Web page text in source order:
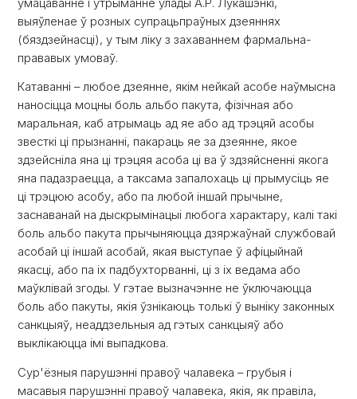
ўмацаванне і ўтрыманне ўлады А.Р. Лукашэнкі,
выяўленае ў розных супрацьпраўных дзеяннях
(бяздзейнасці), у тым ліку з захаваннем фармальна-
прававых умоваў.
Катаванні – любое дзеянне, якім нейкай асобе наўмысна
наносіцца моцны боль альбо пакута, фізічная або
маральная, каб атрымаць ад яе або ад трэцяй асобы
звесткі ці прызнанні, пакараць яе за дзеянне, якое
здзейсніла яна ці трэцяя асоба ці ва ў здзяйсненні якога
яна падазраецца, а таксама запалохаць ці прымусіць яе
ці трэцюю асобу, або па любой іншай прычыне,
заснаванай на дыскрымінацыі любога характару, калі такі
боль альбо пакута прычыняюцца дзяржаўнай службовай
асобай ці іншай асобай, якая выступае ў афіцыйнай
якасці, або па іх падбухторванні, ці з іх ведама або
маўклівай згоды. У гэтае вызначэнне не ўключаюцца
боль або пакуты, якія ўзнікаюць толькі ў выніку законных
санкцыяў, неаддзельныя ад гэтых санкцыяў або
выклікаюцца імі выпадкова.
Сур'ёзныя парушэнні правоў чалавека – грубыя і
масавыя парушэнні правоў чалавека, якія, як правіла,